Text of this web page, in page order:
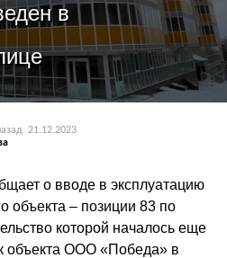
в
21.12.2023
о вводе в эксплуатацию
объекта – позиции 83 по
которой началось еще
объекта ООО «Победа» в